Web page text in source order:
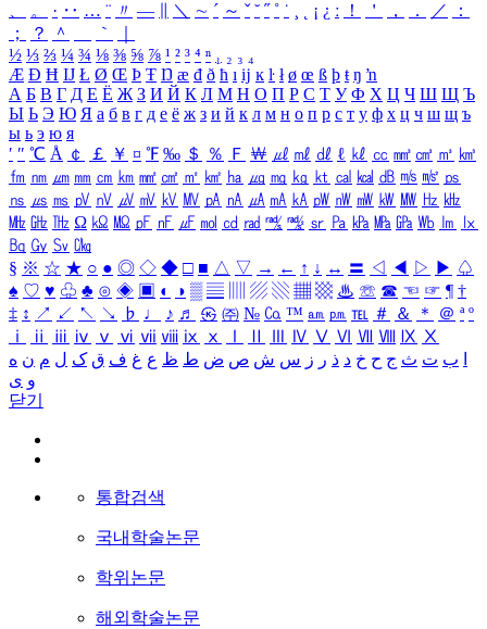
、
。 · ‥ … ¨ 〃 ― ＼ ∼ ´ ～ ˇ ˘ ˝ ˚ ˙ ¸ ¡ ¿ ː ！ ＇ ， ． ／
：
；
？ ＾ ｀
½ ⅓ ⅔ ¼ ¾ ⅛ ⅜ ⅝ ⅞ ¹ ² ³ ⁴ ⁿ ₁ ₂ ₃ ₄
Æ Ð Ħ Ĳ Ł Ø Œ Þ Ŧ Ŋ æ đ ð ħ ı ĳ ĸ ŀ ł ø œ ß þ ŧ ŋ ŉ
А Б В Г Д Е Ё Ж З И Й К Л М Н О П Р С Т У Ф Х Ц Ч Ш Щ Ъ
Ы Ь Э Ю Я а б в г д е ё ж з и й к л м н о п р с т у ф х ц ч ш щ ъ
ы ь э ю я
′ ″ ℃ Å ￠ ￡ ￥ ¤ ℉ ‰ ＄ ％ Ｆ ￦ ㎕ ㎖ ㎗ ℓ ㎘ ㏄ ㎣ ㎤ ㎥ ㎦
㎙ ㎚ ㎛ ㎜ ㎝ ㎞ ㎟ ㎠ ㎡ ㎢ ㏊ ㎍ ㎎ ㎏ ㏏ ㎈ ㎉ ㏈ ㎧ ㎨ ㎰
㎱ ㎲ ㎳ ㎴ ㎵ ㎶ ㎷ ㎸ ㎹ ㎀ ㎁ ㎂ ㎃ ㎄ ㎺ ㎻ ㎽ ㎾ ㎿ ㎐ ㎑
㎒ ㎓ ㎔ Ω ㏀ ㏁ ㎊ ㎋ ㎌ ㏖ ㏅ ㎭ ㎮ ㎯ ㏛ ㎩ ㎪ ㎫ ㎬ ㏝ ㏐
㏓
㏃ ㏉ ㏜ ㏆
§ ※ ☆ ★ ○ ● ◎ ◇ ◆ □ ■ △ ▽ → ← ↑ ↓ ↔ 〓 ◁ ◀ ▷ ▶ ♤
♠ ♡ ♥ ♧ ♣ ⊙ ◈ ▣ ◐ ◑ ▒ ▤ ▨ ▧ ▦ ▩ ♨ ☏ ☎ ☜ ☞ ¶ †
‡ ↕ ↗ ↙ ↖ ↘ ♭ ♩ ♪ ♬ ㉿ ㈜ № ㏇ ™ ㏂ ㏘ ℡ ＃ ＆ ＊ ＠ ª º
ⅰ
ⅱ ⅲ ⅳ ⅴ ⅵ ⅶ ⅷ ⅸ ⅹ Ⅳ Ⅴ Ⅵ Ⅶ Ⅷ Ⅸ Ⅹ
ب ت ث ج ح خ د ذ ر ز س ش ص ض ط ظ ع غ ف ق ک ل م ن ه
و ی
닫기
통합검색
국내학술논문
학위논문
해외학술논문